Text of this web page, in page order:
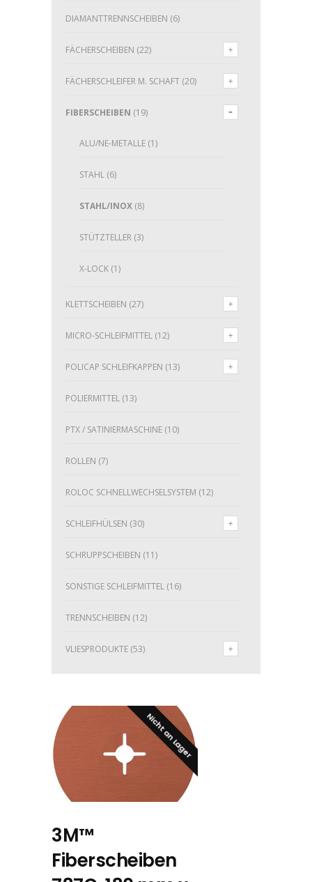
DIAMANTTRENNSCHEIBEN (6)
FÄCHERSCHEIBEN (22)
FÄCHERSCHLEIFER M. SCHAFT (20)
FIBERSCHEIBEN (19)
ALU/NE-METALLE (1)
STAHL (6)
STAHL/INOX (8)
STÜTZTELLER (3)
X-LOCK (1)
KLETTSCHEIBEN (27)
MICRO-SCHLEIFMITTEL (12)
POLICAP SCHLEIFKAPPEN (13)
POLIERMITTEL (13)
PTX / SATINIERMASCHINE (10)
ROLLEN (7)
ROLOC SCHNELLWECHSELSYSTEM (12)
SCHLEIFHÜLSEN (30)
SCHRUPPSCHEIBEN (11)
SONSTIGE SCHLEIFMITTEL (16)
TRENNSCHEIBEN (12)
VLIESPRODUKTE (53)
Nicht an Lager
3M™
Fiberscheiben